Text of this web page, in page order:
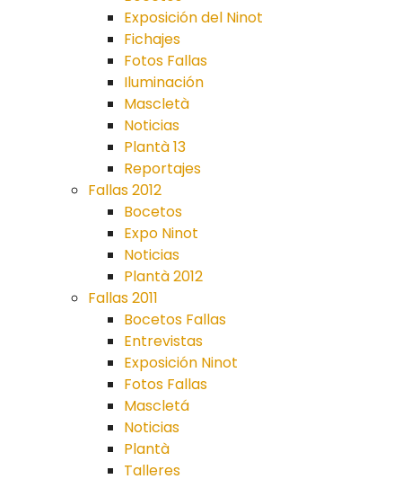
Exposición del Ninot
Fichajes
Fotos Fallas
Iluminación
Mascletà
Noticias
Plantà 13
Reportajes
Fallas 2012
Bocetos
Expo Ninot
Noticias
Plantà 2012
Fallas 2011
Bocetos Fallas
Entrevistas
Exposición Ninot
Fotos Fallas
Mascletá
Noticias
Plantà
Talleres